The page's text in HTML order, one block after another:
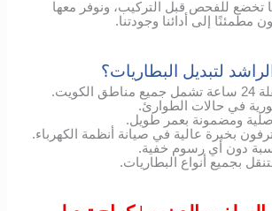
تخضع للفحص قبل التركيب، ونوفر معها
إلى أدائنا وجودتنا.
لتبديل البطاريات؟
الكويت.
في حالات الطوارئ.
ومضمونة بعمر طويل.
بخبرة عالية في صيانة أنظمة الكهرباء.
دون أي رسوم خفية.
بجميع أنواع البطاريات.